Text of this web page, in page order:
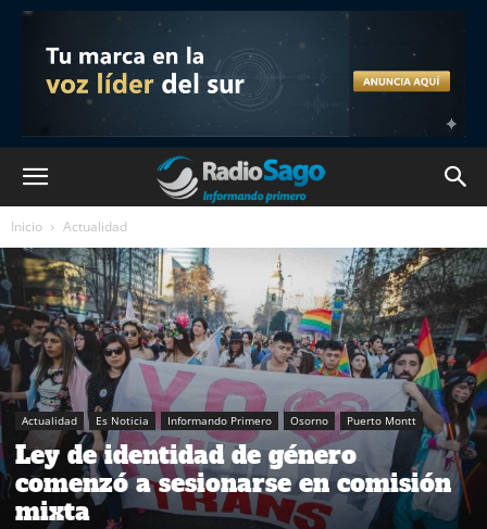
Inicio Actualidad
Actualidad Es Noticia Informando Primero Osorno Puerto Montt
Ley de identidad de género
comenzó a sesionarse en comisión
mixta